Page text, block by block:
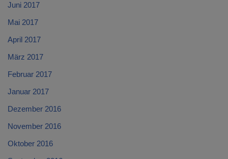
Juni 2017
Mai 2017
April 2017
März 2017
Februar 2017
Januar 2017
Dezember 2016
November 2016
Oktober 2016